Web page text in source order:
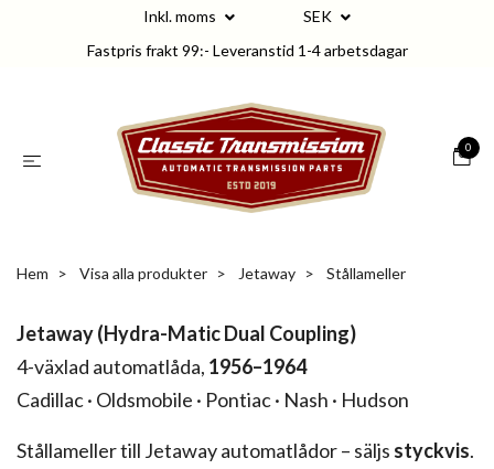
Inkl. moms
SEK
Fastpris frakt 99:- Leveranstid 1-4 arbetsdagar
0
Hem Visa alla produkter Jetaway Stållameller
Jetaway (Hydra-Matic Dual Coupling)
4-växlad automatlåda, 1956–1964
Cadillac · Oldsmobile · Pontiac · Nash · Hudson
Stållameller till Jetaway automatlådor – säljs styckvis.